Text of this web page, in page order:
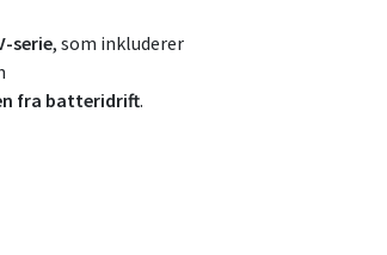
serie, som inkluderer
fra batteridrift.